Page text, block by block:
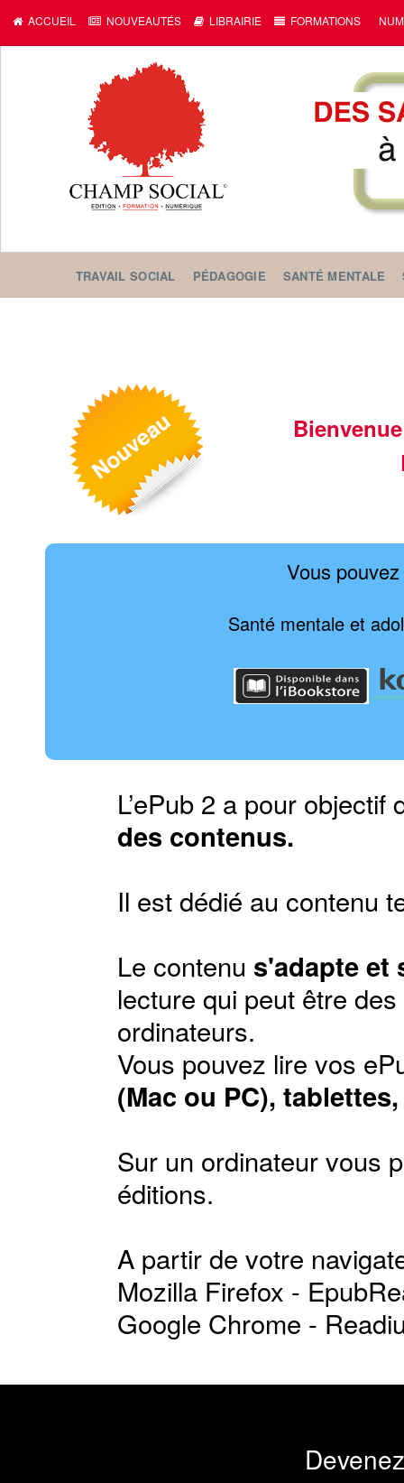
ACCUEIL NOUVEAUTÉS LIBRAIRIE FORMATIONS
TRAVAIL SOCIAL PÉDAGOGIE SANTÉ MENTALE
Vous
Santé mentale et
L’ePub 2 a pour
des contenus.
Il est dédié au contenu
Le contenu s'adapte et
lecture qui peut être
ordinateurs.
Vous pouvez lire vos
(Mac ou PC),
Sur un ordinateur vous
éditions.
A partir de votre
Mozilla Firefox -
Google Chrome -